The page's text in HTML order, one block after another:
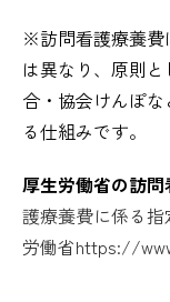
※訪問看護療養費
は異なり、原則
合・協会けんぽ
る仕組みです。
厚生労働省の訪問
護療養費に係る
労働省https://